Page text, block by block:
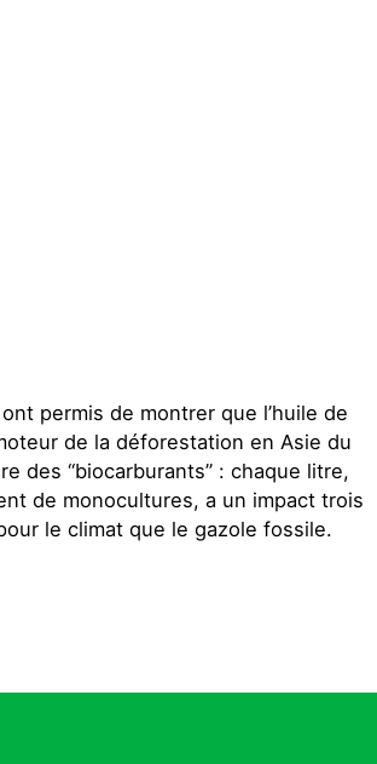
permis de montrer que l’huile de
de la déforestation en Asie du
des “biocarburants” : chaque litre,
de monocultures, a un impact trois
le climat que le gazole fossile.